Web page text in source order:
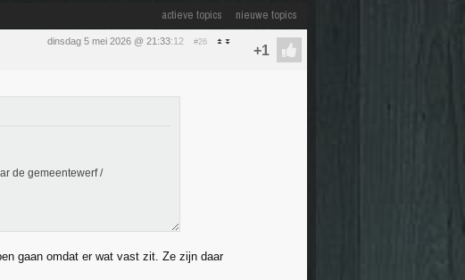
actieve topics nieuwe topics
dinsdag 5 mei 2026 @ 21:33:12 #26
de gemeentewerf /
gaan omdat er wat vast zit. Ze zijn daar